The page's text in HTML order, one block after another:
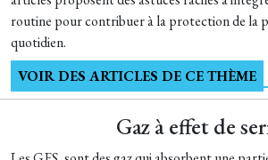
routine pour contribuer à la protection de la
quotidien.
VOIR DES ARTICLES DE CE THÈME
Gaz à effet de